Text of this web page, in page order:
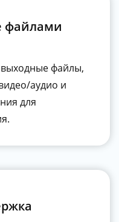
файлами
файлы,
аудио и
для